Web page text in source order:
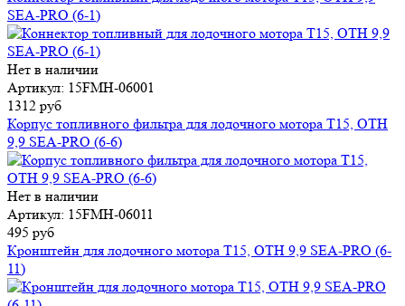
SEA-PRO (6-1)
Нет в наличии
Артикул: 15FMH-06001
1312 руб
Корпус топливного фильтра для лодочного мотора T15, OTH
9,9 SEA-PRO (6-6)
Нет в наличии
Артикул: 15FMH-06011
495 руб
Кронштейн для лодочного мотора T15, OTH 9,9 SEA-PRO (6-
11)